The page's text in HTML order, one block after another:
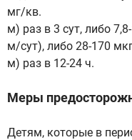
мг/кв.
м) раз в 3 сут, либо
м/сут), либо 28-170
м) раз в 12-24 ч.
Меры
Детям, которые в